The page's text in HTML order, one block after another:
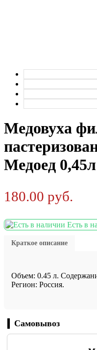
Медовуха
Медоед
180.00 руб.
Есть в
Краткое описание
Объем: 0.45 л.
Регион: Россия.
Самовывоз